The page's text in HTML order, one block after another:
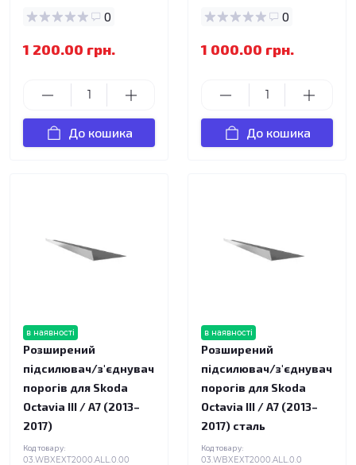
0
1 200.00 грн.
До кошика
0
1 000.00 грн.
До кошика
в наявності
Розширений
підсилювач/з'єднувач
порогів для Skoda
Octavia III / A7 (2013–
2017)
Код товару:
03.WBXEXT2000.ALL.0.00
в наявності
Розширений
підсилювач/з'єднувач
порогів для Skoda
Octavia III / A7 (2013–
2017) сталь
Код товару:
03.WBXEXT2000.ALL.0.0